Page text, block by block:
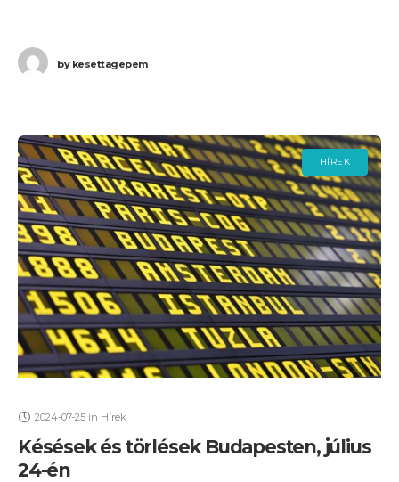
bykesettagepem
HÍREK
2024-07-25 in Hírek
Késések és törlések Budapesten, július
24-én